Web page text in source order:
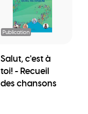
Publication
Salut, c'est à
toi! - Recueil
des chansons